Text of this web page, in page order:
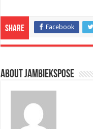
Share Facebook
About jambiekspose